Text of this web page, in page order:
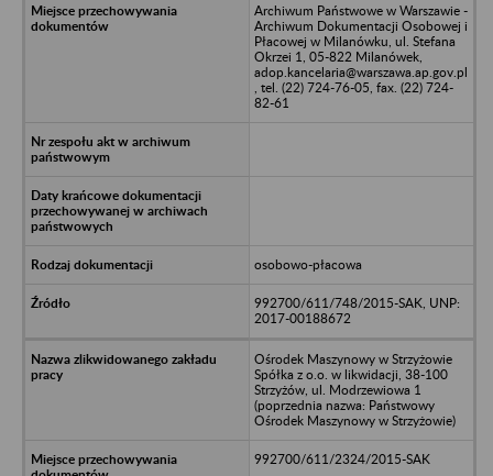
Archiwum Państwowe w Warszawie -
Archiwum Dokumentacji Osobowej i
Płacowej w Milanówku, ul. Stefana
Okrzei 1, 05-822 Milanówek,
adop.kancelaria@warszawa.ap.gov.pl
, tel. (22) 724-76-05, fax. (22) 724-
82-61
osobowo-płacowa
992700/611/748/2015-SAK, UNP:
2017-00188672
Ośrodek Maszynowy w Strzyżowie
Spółka z o.o. w likwidacji, 38-100
Strzyżów, ul. Modrzewiowa 1
(poprzednia nazwa: Państwowy
Ośrodek Maszynowy w Strzyżowie)
992700/611/2324/2015-SAK